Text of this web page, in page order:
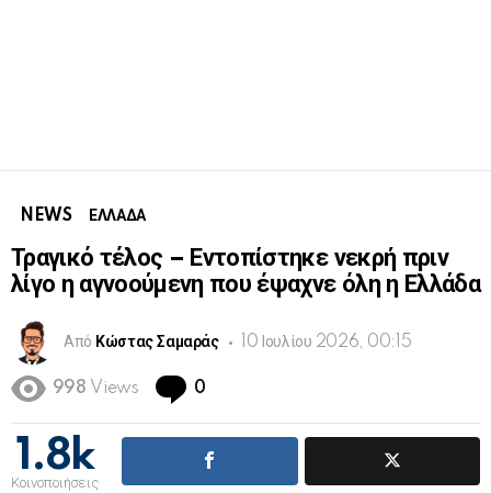
NEWS ΕΛΛΑΔΑ
Τραγικό τέλος – Εντοπίστηκε νεκρή πριν
λίγο η αγνοούμενη που έψαχνε όλη η Ελλάδα
Από Κώστας Σαμαράς 10 Ιουλίου 2026, 00:15
998 Views 0
1.8k
Κοινοποιήσεις